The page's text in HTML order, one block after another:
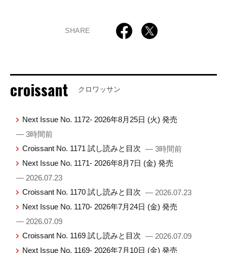
SHARE
croissant クロワッサン
Next Issue No. 1172- 2026年8月25日 (火) 発売
— 3時間前
Croissant No. 1171 試し読みと目次 — 3時間前
Next Issue No. 1171- 2026年8月7日 (金) 発売
— 2026.07.23
Croissant No. 1170 試し読みと目次 — 2026.07.23
Next Issue No. 1170- 2026年7月24日 (金) 発売
— 2026.07.09
Croissant No. 1169 試し読みと目次 — 2026.07.09
Next Issue No. 1169- 2026年7月10日 (金) 発売